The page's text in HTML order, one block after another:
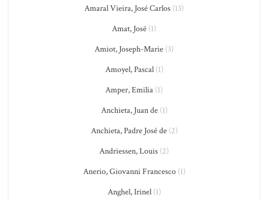
Amaral Vieira, José Carlos (13)
Amat, José (1)
Amiot, Joseph-Marie (3)
Amoyel, Pascal(1)
Amper, Emilia (1)
Anchieta, Juan de(1)
Anchieta, Padre José de(2)
Andriessen, Louis (2)
Anerio, Giovanni Francesco(1)
Anghel, Irinel(1)